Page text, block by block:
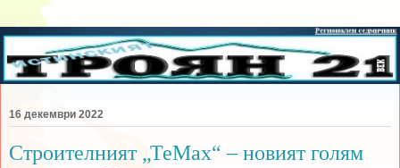
16 декември 2022
Строителният „ТеМах“ – новият голям